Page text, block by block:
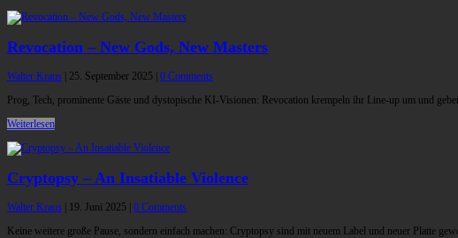
Revocation – New Gods, New Masters
Walter Kraus 25. September 2025
0 Comments
Prog, Tech, prominente Gäste und dystopische KI-Visionen: Revocation krempeln ihr Line-up um und
Weiterlesen
Cryptopsy – An Insatiable Violence
Walter Kraus 19. Juni 2025
0 Comments
Keine weitere große Pause, sondern einfach machen: Cryptopsy sind mit neuem Label und neuer Platte